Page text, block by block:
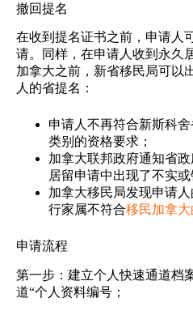
撤回提名
在收到提名证书之前，申请人
请。同样，在申请人收到永久
加拿大之前，新省移民局可以
人的省提名：
申请人不再符合新斯科
类别的资格要求；
加拿大联邦政府通知省
居留申请中出现了不实或
加拿大移民局发现申请
行家属不符合移民加拿
申请流程
第一步：建立个人快速通道档
道“个人资料编号；